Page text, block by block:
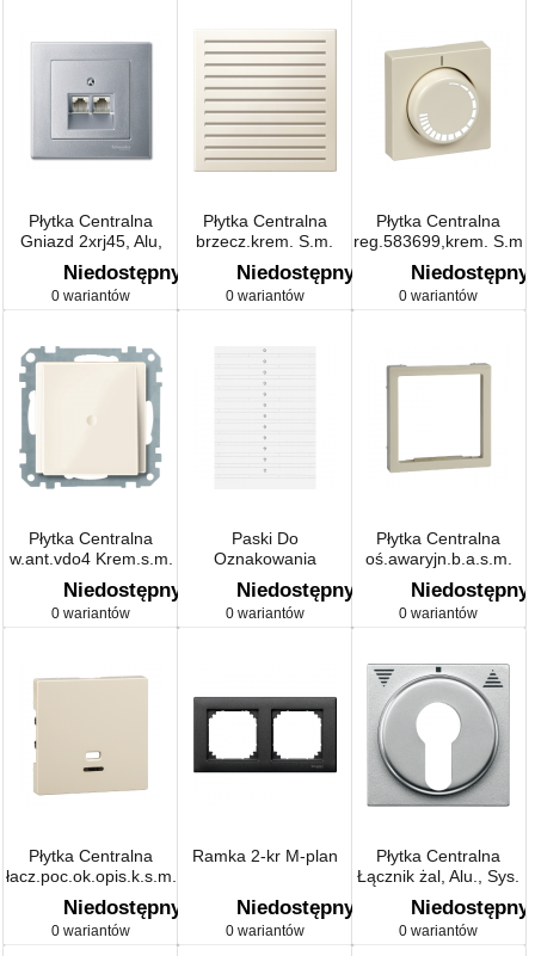
Płytka Centralna
Gniazd 2xrj45, Alu,
Sys. M
Niedostępny
0 wariantów
Płytka Centralna
brzecz.krem. S.m.
Niedostępny
0 wariantów
Płytka Centralna
reg.583699,krem. S.m
Niedostępny
0 wariantów
Płytka Centralna
w.ant.vdo4 Krem.s.m.
Niedostępny
0 wariantów
Paski Do
Oznakowania
Niedostępny
0 wariantów
Płytka Centralna
oś.awaryjn.b.a.s.m.
Niedostępny
0 wariantów
Płytka Centralna
łacz.poc.ok.opis.k.s.m.
Niedostępny
0 wariantów
Ramka 2-kr M-plan
Niedostępny
0 wariantów
Płytka Centralna
Łącznik żal, Alu., Sys.
Niedostępny
0 wariantów